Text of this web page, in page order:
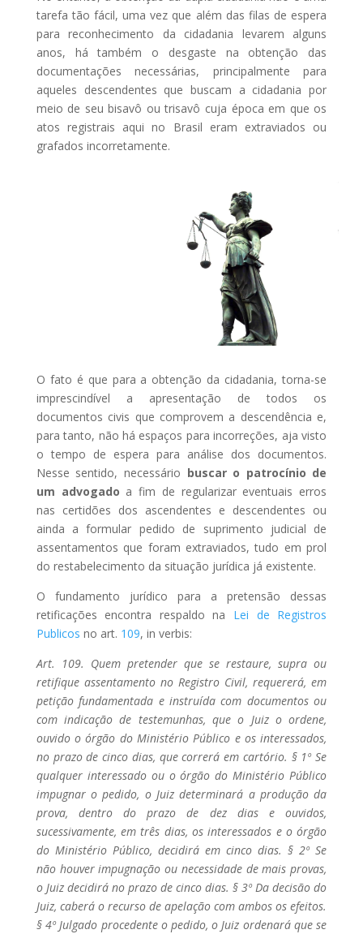
tarefa tão fácil, uma vez que além das filas de espera
para reconhecimento da cidadania levarem alguns
anos, há também o desgaste na obtenção das
documentações necessárias, principalmente para
aqueles descendentes que buscam a cidadania por
meio de seu bisavô ou trisavô cuja época em que os
atos registrais aqui no Brasil eram extraviados ou
grafados incorretamente.
O fato é que para a obtenção da cidadania, torna-se
imprescindível a apresentação de todos os
documentos civis que comprovem a descendência e,
para tanto, não há espaços para incorreções, aja visto
o tempo de espera para análise dos documentos.
Nesse sentido, necessário buscar o patrocínio de
um advogado a fim de regularizar eventuais erros
nas certidões dos ascendentes e descendentes ou
ainda a formular pedido de suprimento judicial de
assentamentos que foram extraviados, tudo em prol
do restabelecimento da situação jurídica já existente.
O fundamento jurídico para a pretensão dessas
retificações encontra respaldo na Lei de Registros
Publicos no art. 109, in verbis:
Art. 109. Quem pretender que se restaure, supra ou
retifique assentamento no Registro Civil, requererá, em
petição fundamentada e instruída com documentos ou
com indicação de testemunhas, que o Juiz o ordene,
ouvido o órgão do Ministério Público e os interessados,
no prazo de cinco dias, que correrá em cartório. § 1º Se
qualquer interessado ou o órgão do Ministério Público
impugnar o pedido, o Juiz determinará a produção da
prova, dentro do prazo de dez dias e ouvidos,
sucessivamente, em três dias, os interessados e o órgão
do Ministério Público, decidirá em cinco dias. § 2º Se
não houver impugnação ou necessidade de mais provas,
o Juiz decidirá no prazo de cinco dias. § 3º Da decisão do
Juiz, caberá o recurso de apelação com ambos os efeitos.
§ 4º Julgado procedente o pedido, o Juiz ordenará que se